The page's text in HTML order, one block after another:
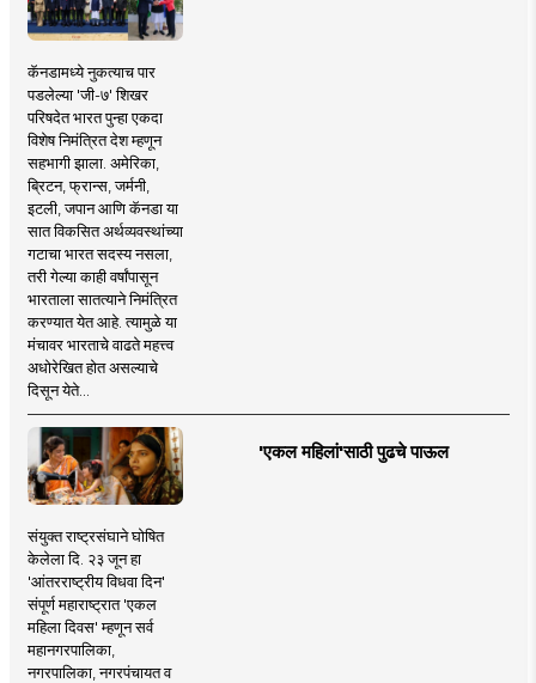
कॅनडामध्ये नुकत्याच पार
पडलेल्या 'जी-७' शिखर
परिषदेत भारत पुन्हा एकदा
विशेष निमंत्रित देश म्हणून
सहभागी झाला. अमेरिका,
ब्रिटन, फ्रान्स, जर्मनी,
इटली, जपान आणि कॅनडा या
सात विकसित अर्थव्यवस्थांच्या
गटाचा भारत सदस्य नसला,
तरी गेल्या काही वर्षांपासून
भारताला सातत्याने निमंत्रित
करण्यात येत आहे. त्यामुळे या
मंचावर भारताचे वाढते महत्त्व
अधोरेखित होत असल्याचे
दिसून येते...
'एकल महिलां'साठी पुढचे पाऊल
संयुक्त राष्ट्रसंघाने घोषित
केलेला दि. २३ जून हा
'आंतरराष्ट्रीय विधवा दिन'
संपूर्ण महाराष्ट्रात 'एकल
महिला दिवस' म्हणून सर्व
महानगरपालिका,
नगरपालिका, नगरपंचायत व